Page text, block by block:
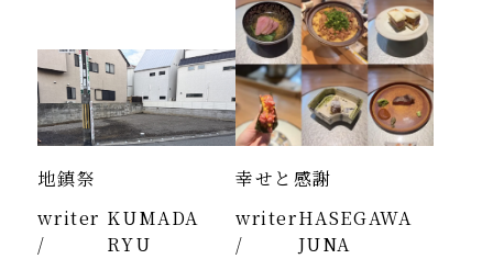
地鎮祭
writer
/
KUMADA
RYU
幸せと感謝
writer
/
HASEGAWA
JUNA